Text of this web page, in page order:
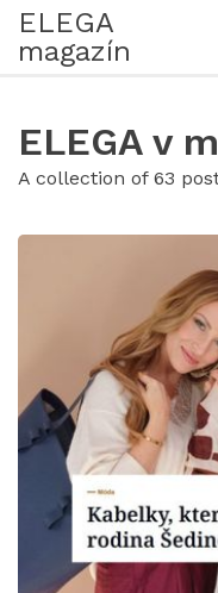
ELEGA
magazín
ELEGA v
A collection of 63